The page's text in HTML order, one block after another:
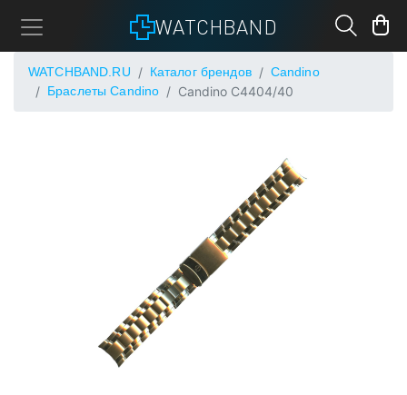
WATCHBAND
WATCHBAND.RU Каталог брендов
Candino
Браслеты Candino
Candino C4404/40